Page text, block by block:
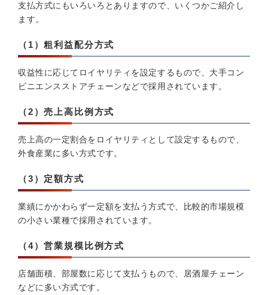
支払方式にもいろいろとありますので、いくつかご紹介し
ます。
（1）粗利益配分方式
収益性に応じてロイヤリティを設定するもので、大手コン
ビニエンスストアチェーンなどで採用されています。
（2）売上高比例方式
売上高の一定割合をロイヤリティとして設定するもので、
外食産業に多い方式です。
（3）定額方式
業績にかかわらず一定額を支払う方式で、比較的市場規模
の小さい業種で採用されています。
（4）営業規模比例方式
店舗面積、部屋数に応じて支払うもので、居酒屋チェーン
などに多い方式です。